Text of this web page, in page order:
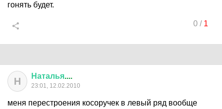
гонять будет.
0/ 1
Н Наталья....
23:01, 12.02.2010
меня перестроения косоручек в левый ряд вообще